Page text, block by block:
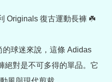
Originals 復古運動長褲 ☘️
球迷來說，這條 Adidas
絕對是不可多得的單品。它